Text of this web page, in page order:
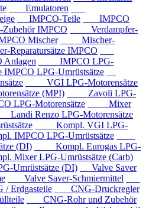
Emulatoren
IMPCO-Teile
IMPCO
IMPCO
Verdampfer-
Mischer
Mischer-
IMPCO
IMPCO LPG-
LPG-Umrüstsätze
VGI LPG-Motorensätze
(MPI)
Zavoli LPG-
Motorensätze
Mixer
Renzo LPG-Motorensätze
Kompl. VGI LPG-
LPG-Umrüstsätze
(DI)
Kompl. Eurogas LPG-
LPG-Umrüstsätze (Carb)
Umrüstsätze (DI)
Valve Saver
Valve Saver-Schmiermittel
Erdgasteile
CNG-Druckregler
CNG-Rohr und Zubehör